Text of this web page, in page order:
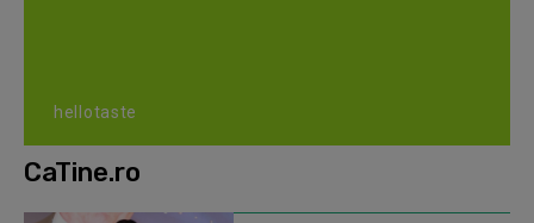
hellotaste
CaTine.ro